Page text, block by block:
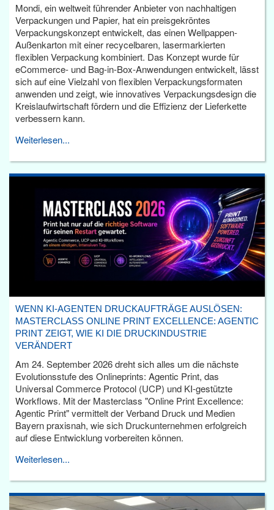
Mondi, ein weltweit führender Anbieter von nachhaltigen
Verpackungen und Papier, hat ein preisgekröntes
Verpackungskonzept entwickelt, das einen Wellpappen-
Außenkarton mit einer recycelbaren, lasermarkierten
flexiblen Verpackung kombiniert. Das Konzept wurde für
eCommerce- und Bag-in-Box-Anwendungen entwickelt, lässt
sich auf eine Vielzahl von flexiblen Verpackungsformaten
anwenden und zeigt, wie innovatives Verpackungsdesign die
Kreislaufwirtschaft fördern und die Effizienz der Lieferkette
verbessern kann.
Weiterlesen...
WENN KI-AGENTEN DRUCKAUFTRÄGE AUSLÖSEN:
MASTERCLASS ONLINE PRINT EXCELLENCE: AGENTIC
PRINT ZEIGT, WIE KI DIE DRUCKINDUSTRIE
VERÄNDERT
Am 24. September 2026 dreht sich alles um die nächste
Evolutionsstufe des Onlineprints: Agentic Print, das
Universal Commerce Protocol (UCP) und KI-gestützte
Workflows. Mit der Masterclass "Online Print Excellence:
Agentic Print" vermittelt der Verband Druck und Medien
Bayern praxisnah, wie sich Druckunternehmen erfolgreich
auf diese Entwicklung vorbereiten können.
Weiterlesen...